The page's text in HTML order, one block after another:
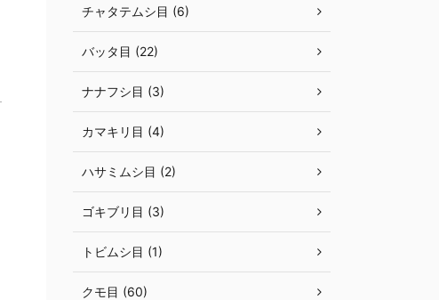
チャタテムシ目 (6)
バッタ目 (22)
ナナフシ目 (3)
カマキリ目 (4)
ハサミムシ目 (2)
ゴキブリ目 (3)
トビムシ目 (1)
クモ目 (60)